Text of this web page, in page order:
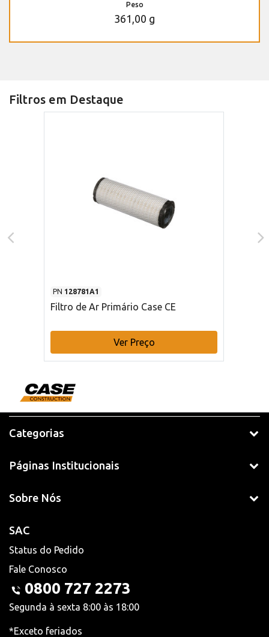
Peso
361,00 g
Filtros em Destaque
PN 128781A1
Filtro de Ar Primário Case CE
Ver Preço
Categorias
Páginas Institucionais
Sobre Nós
SAC
Status do Pedido
Fale Conosco
0800 727 2273
Segunda à sexta 8:00 às 18:00
*Exceto feriados